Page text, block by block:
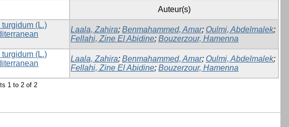
Auteur(s)
(L.)
Laala, Zahira; Benmahammed, Amar; Oulmi, Abdelmalek;
Fellahi, Zine El Abidine; Bouzerzour, Hamenna
(L.)
Laala, Zahira; Benmahammed, Amar; Oulmi, Abdelmalek;
Fellahi, Zine El Abidine; Bouzerzour, Hamenna
1 to 2 of 2